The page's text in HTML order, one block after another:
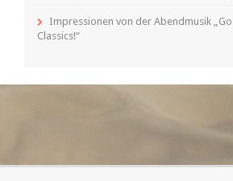
Impressionen von der Abendmusik
Classics!“